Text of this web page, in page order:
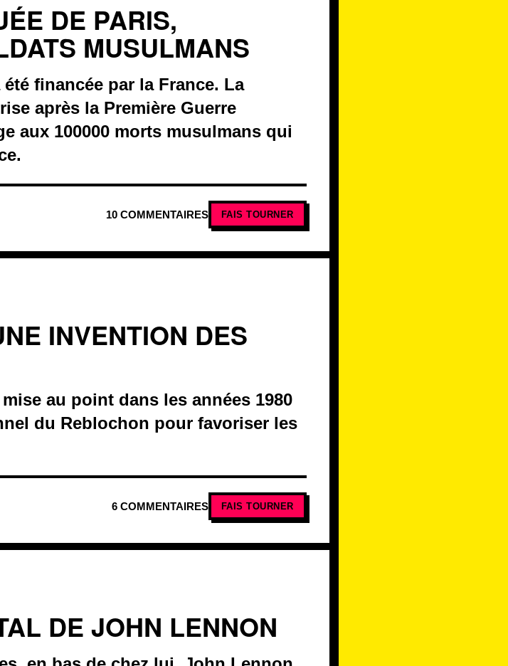
DE PARIS,
MUSULMANS
financée par la France. La
après la Première Guerre
aux 100000 morts musulmans qui
10 COMMENTAIRES FAIS TOURNER
INVENTION DES
au point dans les années 1980
du Reblochon pour favoriser les
6 COMMENTAIRES FAIS TOURNER
DE JOHN LENNON